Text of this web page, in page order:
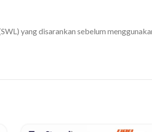
yang disarankan sebelum